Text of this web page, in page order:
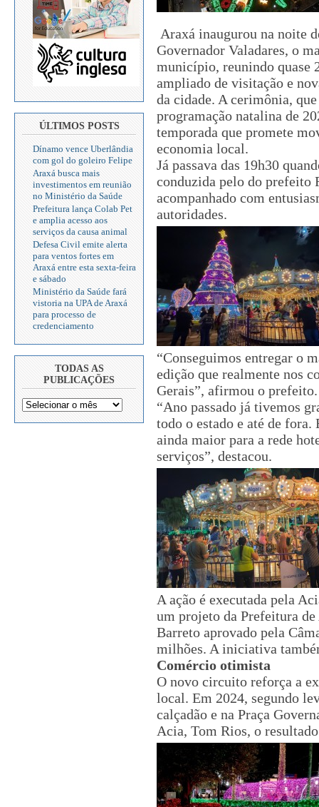
ÚLTIMOS POSTS
Dínamo vence Uberlândia
com gol do goleiro Felipe
Araxá busca mais
investimentos em reunião
no Ministério da Saúde
Prefeitura lança Colab Pet
e amplia acesso aos
serviços da causa animal
Defesa Civil emite alerta
para ventos fortes em
Araxá entre esta sexta-feira
e sábado
Ministério da Saúde fará
vistoria na UPA de Araxá
para processo de
credenciamento
TODAS AS
PUBLICAÇÕES
Araxá inaugurou na noite
Governador Valadares, o
município, reunindo quase
ampliado de visitação e
da cidade. A cerimônia,
programação natalina de
temporada que promete
economia local.
Já passava das 19h30
conduzida pelo do prefeito
acompanhado com
autoridades.
“Conseguimos entregar o
edição que realmente nos
Gerais”, afirmou o prefeito.
“Ano passado já tivemos
todo o estado e até de fora.
ainda maior para a rede
serviços”, destacou.
A ação é executada pela
um projeto da Prefeitura
Barreto aprovado pela
milhões. A iniciativa
Comércio otimista
O novo circuito reforça a
local. Em 2024, segundo
calçadão e na Praça
Acia, Tom Rios, o